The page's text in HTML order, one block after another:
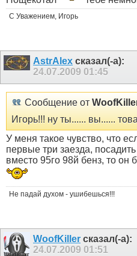
С Уважением, Игорь
AstrAlex сказал(-а):
24.07.2009 01:45
Сообщение от
Игорь!!! ну ты...... вы......
У меня такое чувство, что
первые три заезда,
вместо 95го 98й бенз, то
Не падай духом - ушибешься!!!
WoofKiller сказал(-а):
24.07.2009 01:51